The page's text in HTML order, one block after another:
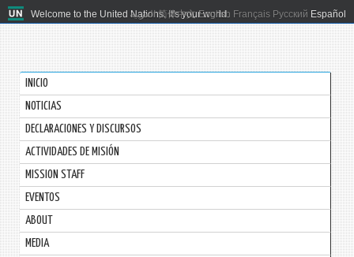
Welcome to the United Nations. It's your world.
العربية 简体中文 English Français Русский Español
INICIO
NOTICIAS
DECLARACIONES Y DISCURSOS
ACTIVIDADES DE MISIÓN
MISSION STAFF
EVENTOS
ABOUT
MEDIA